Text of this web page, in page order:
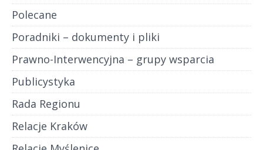
Polecane
Poradniki – dokumenty i pliki
Prawno-Interwencyjna – grupy wsparcia
Publicystyka
Rada Regionu
Relacje Kraków